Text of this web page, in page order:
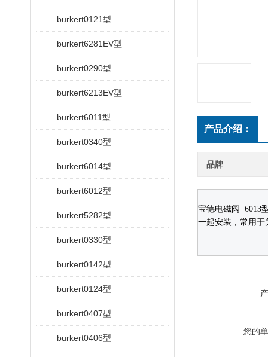
burkert0121型
burkert6281EV型
burkert0290型
burkert6213EV型
burkert6011型
burkert0340型
burkert6014型
burkert6012型
burkert5282型
burkert0330型
burkert0142型
burkert0124型
burkert0407型
burkert0406型
产品介绍：
品牌
宝德电磁阀
6013
一起安装，常用于
您的